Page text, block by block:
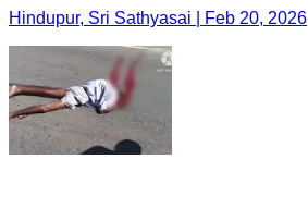
Hindupur, Sri Sathyasai | Feb 20, 2026